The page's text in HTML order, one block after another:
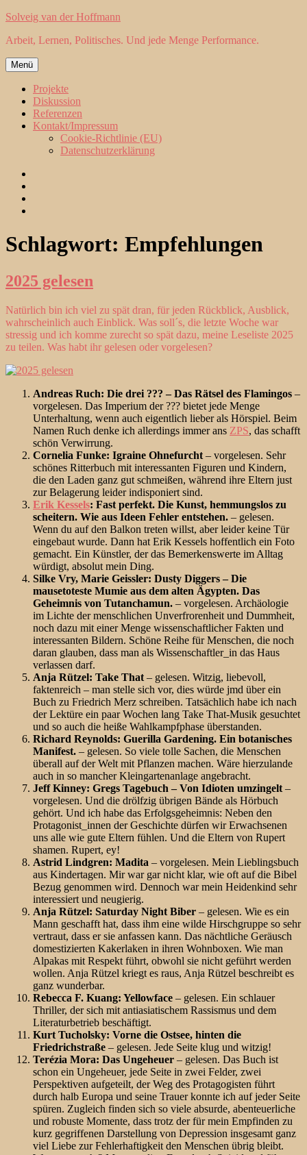
Zum
springen
Solveig van der Hoffmann
Arbeit, Lernen, Politisches. Und jede Menge Performance.
Menü
Projekte
Diskussion
Referenzen
Kontakt/Impressum
Cookie-Richtlinie (EU)
Datenschutzerklärung
Schlagwort: Empfehlungen
2025 gelesen
Natürlich bin ich viel zu spät dran, für jeden Rückblick, Ausblick,
wahrscheinlich auch Einblick. Was soll´s, die letzte Woche war
stressig und ich komme zurecht so spät dazu, meine Leseliste 2025
zu teilen. Was habt ihr gelesen oder vorgelesen?
Andreas Ruch: Die drei ??? – Das Rätsel des Flamingos –
vorgelesen. Das Imperium der ??? bietet jede Menge
Unterhaltung, wenn auch eigentlich lieber als Hörspiel. Beim
Namen Ruch denke ich allerdings immer ans ZPS, das schafft
schön Verwirrung.
Cornelia Funke: Igraine Ohnefurcht – vorgelesen. Sehr
schönes Ritterbuch mit interessanten Figuren und Kindern,
die den Laden ganz gut schmeißen, während ihre Eltern just
zur Belagerung leider indisponiert sind.
Erik Kessels: Fast perfekt. Die Kunst, hemmungslos zu
scheitern. Wie aus Ideen Fehler entstehen. – gelesen.
Wenn du auf den Balkon treten willst, aber leider keine Tür
eingebaut wurde. Dann hat Erik Kessels hoffentlich ein Foto
gemacht. Ein Künstler, der das Bemerkenswerte im Alltag
würdigt, absolut mein Ding.
Silke Vry, Marie Geissler: Dusty Diggers – Die
mausetoteste Mumie aus dem alten Ägypten. Das
Geheimnis von Tutanchamun. – vorgelesen. Archäologie
im Lichte der menschlichen Unverfrorenheit und Dummheit,
noch dazu mit einer Menge wissenschaftlicher Fakten und
interessanten Bildern. Schöne Reihe für Menschen, die noch
daran glauben, dass man als Wissenschaftler_in das Haus
verlassen darf.
Anja Rützel: Take That – gelesen. Witzig, liebevoll,
faktenreich – man stelle sich vor, dies würde jmd über ein
Buch zu Friedrich Merz schreiben. Tatsächlich habe ich nach
der Lektüre ein paar Wochen lang Take That-Musik gesuchtet
und so auch die heiße Wahlkampfphase überstanden.
Richard Reynolds: Guerilla Gardening. Ein botanisches
Manifest. – gelesen. So viele tolle Sachen, die Menschen
überall auf der Welt mit Pflanzen machen. Wäre hierzulande
auch in so mancher Kleingartenanlage angebracht.
Jeff Kinney: Gregs Tagebuch – Von Idioten umzingelt –
vorgelesen. Und die drölfzig übrigen Bände als Hörbuch
gehört. Und ich habe das Erfolgsgeheimnis: Neben den
Protagonist_innen der Geschichte dürfen wir Erwachsenen
uns alle wie gute Eltern fühlen. Und die Eltern von Rupert
shamen. Rupert, ey!
Astrid Lindgren: Madita – vorgelesen. Mein Lieblingsbuch
aus Kindertagen. Mir war gar nicht klar, wie oft auf die Bibel
Bezug genommen wird. Dennoch war mein Heidenkind sehr
interessiert und neugierig.
Anja Rützel: Saturday Night Biber – gelesen. Wie es ein
Mann geschafft hat, dass ihm eine wilde Hirschgruppe so sehr
vertraut, dass er sie anfassen kann. Das nächtliche Geräusch
domestizierten Kakerlaken in ihren Wohnboxen. Wie man
Alpakas mit Respekt führt, obwohl sie nicht geführt werden
wollen. Anja Rützel kriegt es raus, Anja Rützel beschreibt es
ganz wunderbar.
Rebecca F. Kuang: Yellowface – gelesen. Ein schlauer
Thriller, der sich mit antiasiatischem Rassismus und dem
Literaturbetrieb beschäftigt.
Kurt Tucholsky: Vorne die Ostsee, hinten die
Friedrichstraße – gelesen. Jede Seite klug und witzig!
Terézia Mora: Das Ungeheuer – gelesen. Das Buch ist
schon ein Ungeheuer, jede Seite in zwei Felder, zwei
Perspektiven aufgeteilt, der Weg des Protagogisten führt
durch halb Europa und seine Trauer konnte ich auf jeder Seite
spüren. Zugleich finden sich so viele absurde, abenteuerliche
und robuste Momente, dass trotz der für mein Empfinden zu
kurz gegriffenen Darstellung von Depression insgesamt ganz
viel Liebe zur Fehlerhaftigkeit den Menschen übrig bleibt.